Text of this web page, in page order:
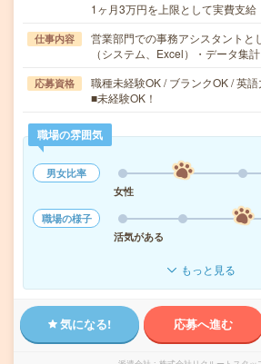
1ヶ月3万円を上限として実費支給
仕事内容
営業部門での事務アシスタントと
（システム、Excel）・データ集
応募資格
職種未経験OK / ブランクOK / 英
■未経験OK！
職場の雰囲気
男女比率
女性
職場の様子
活気がある
もっと見る
気になる! 応募へ進む